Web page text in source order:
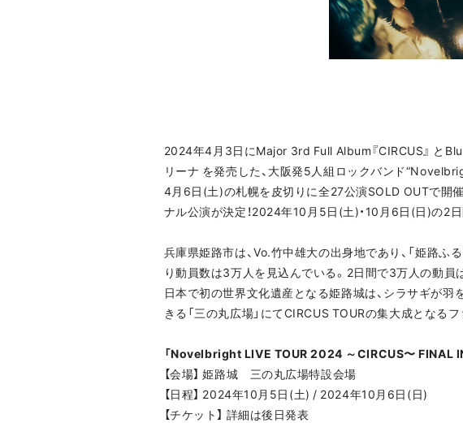
2024年4月3日にMajor 3rd Full Album『CIRCUS』 と
リーナ を発売した、大阪発5人組ロックバンド
4月6日(土)の札幌を皮切りに全27公演SOLD OUTで開
ナル公演が決定！2024年10月5日(土)・10月6日(日)の2
兵庫県姫路市は、Vo.竹中雄大の出身地であり、「姫路
り動員数は3万人を見込んでいる。2日間で3万人の動員
日本で初の世界文化遺産となる姫路城は、シラサギが
きる「三の丸広場」にてCIRCUS TOURの集大成となる
「Novelbright LIVE TOUR 2024 ～CIRCUS〜 FINAL
【会場】 姫路城 三の丸広場特設会場
【日程】 2024年10月5日(土) / 2024年10月6日(日)
【チケット】 詳細は後日発表